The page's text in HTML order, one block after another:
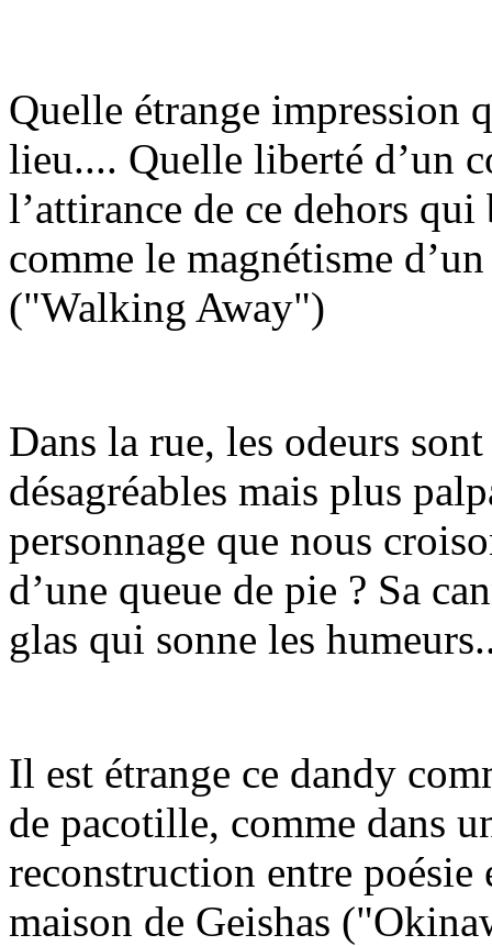
Quelle étrange impression
lieu.... Quelle liberté d’un
l’attirance de ce dehors
comme le magnétisme
("Walking Away")
Dans la rue, les odeurs
désagréables mais plus
personnage que nous
d’une queue de pie ? Sa
glas qui sonne les
Il est étrange ce dandy
de pacotille, comme dans
reconstruction entre poésie
maison de Geishas